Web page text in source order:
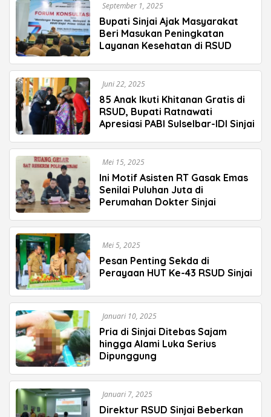
September 1, 2025
Bupati Sinjai Ajak Masyarakat
Beri Masukan Peningkatan
Layanan Kesehatan di RSUD
Juni 22, 2025
85 Anak Ikuti Khitanan Gratis di
RSUD, Bupati Ratnawati
Apresiasi PABI Sulselbar-IDI Sinjai
Mei 15, 2025
Ini Motif Asisten RT Gasak Emas
Senilai Puluhan Juta di
Perumahan Dokter Sinjai
Mei 5, 2025
Pesan Penting Sekda di
Perayaan HUT Ke-43 RSUD Sinjai
Januari 10, 2025
Pria di Sinjai Ditebas Sajam
hingga Alami Luka Serius
Dipunggung
Januari 7, 2025
Direktur RSUD Sinjai Beberkan